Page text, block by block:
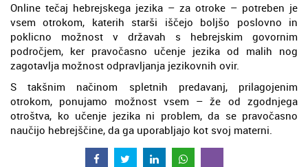
Online tečaj hebrejskega jezika – za otroke – potreben je
vsem otrokom, katerih starši iščejo boljšo poslovno in
poklicno možnost v državah s hebrejskim govornim
področjem, ker pravočasno učenje jezika od malih nog
zagotavlja možnost odpravljanja jezikovnih ovir.
S takšnim načinom spletnih predavanj, prilagojenim
otrokom, ponujamo možnost vsem – že od zgodnjega
otroštva, ko učenje jezika ni problem, da se pravočasno
naučijo hebrejščine, da ga uporabljajo kot svoj materni.